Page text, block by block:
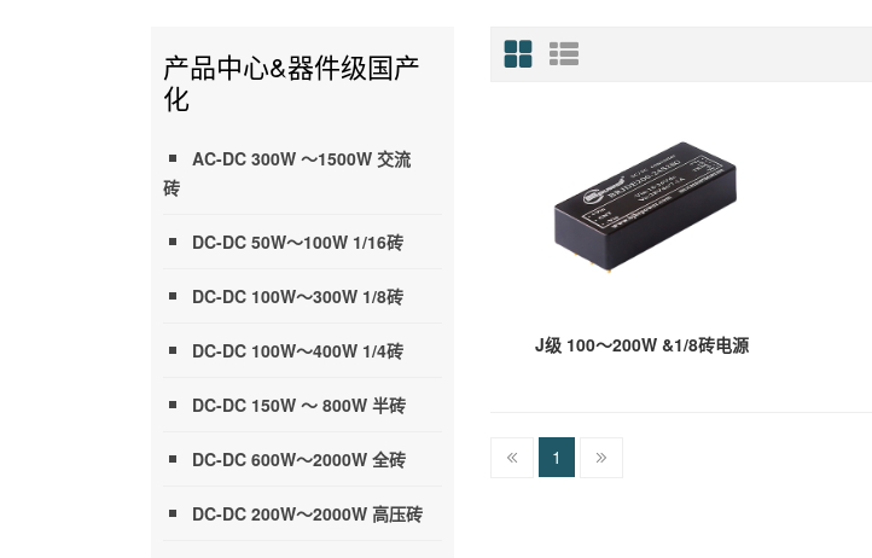
产品中心&器件级国产
化
AC-DC 300W ～1500W 交流
砖
DC-DC 50W～100W 1/16砖
DC-DC 100W～300W 1/8砖
DC-DC 100W～400W 1/4砖
DC-DC 150W ～ 800W 半砖
DC-DC 600W～2000W 全砖
DC-DC 200W～2000W 高压砖
J级 100～200W &1/8砖电源
1